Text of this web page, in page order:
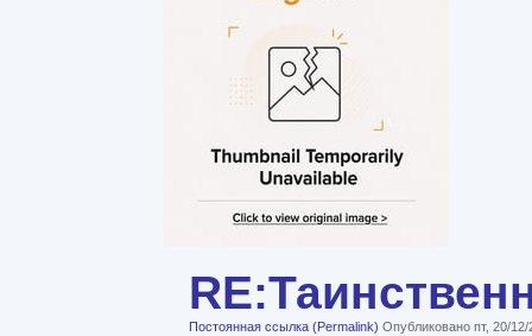
Постоянная ссылка (Permalink) Опубликовано пт, 20/